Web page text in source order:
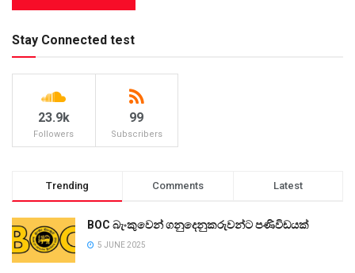
Stay Connected test
23.9k
Followers
99
Subscribers
Trending Comments Latest
BOC බැංකුවෙන් ගනුදෙනුකරුවන්ට පණිවිඩයක්
5 JUNE 2025